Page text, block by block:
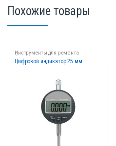
Похожие товары
Инструменты для ремонта
форсунок
Цифровой индикатор 25 мм